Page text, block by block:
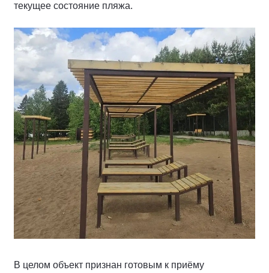
текущее состояние пляжа.
В целом объект признан готовым к приёму